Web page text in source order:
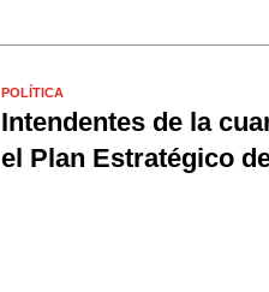
POLÍTICA
Intendentes de la
el Plan Estratégico